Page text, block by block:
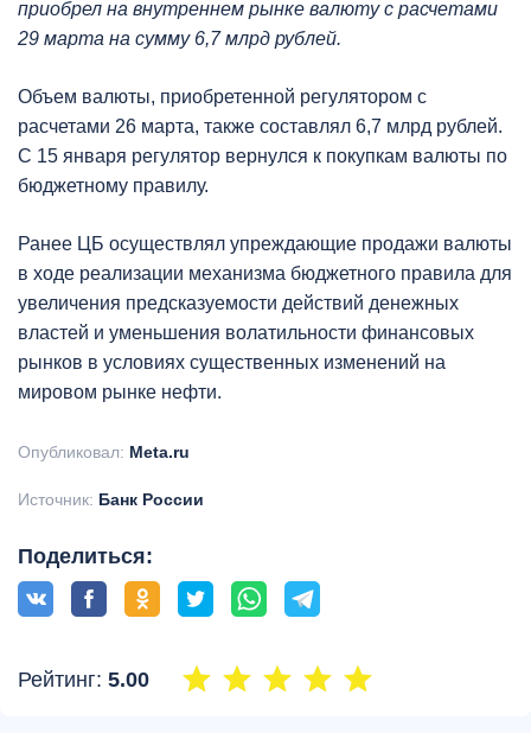
приобрел на внутреннем рынке валюту с расчетами
29 марта на сумму 6,7 млрд рублей.
Объем валюты, приобретенной регулятором с
расчетами 26 марта, также составлял 6,7 млрд рублей.
С 15 января регулятор вернулся к покупкам валюты по
бюджетному правилу.
Ранее ЦБ осуществлял упреждающие продажи валюты
в ходе реализации механизма бюджетного правила для
увеличения предсказуемости действий денежных
властей и уменьшения волатильности финансовых
рынков в условиях существенных изменений на
мировом рынке нефти.
Опубликовал: Meta.ru
Источник: Банк России
Поделиться:
Рейтинг: 5.00